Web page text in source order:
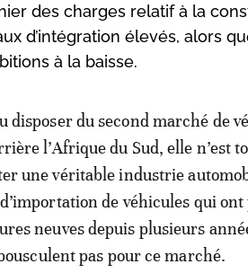
des charges relatif à la
d’intégration élevés, alors
à la baisse.
disposer du second marché de
l’Afrique du Sud, elle n’est
une véritable industrie
de véhicules qui ont
neuves depuis plusieurs
pas pour ce marché.